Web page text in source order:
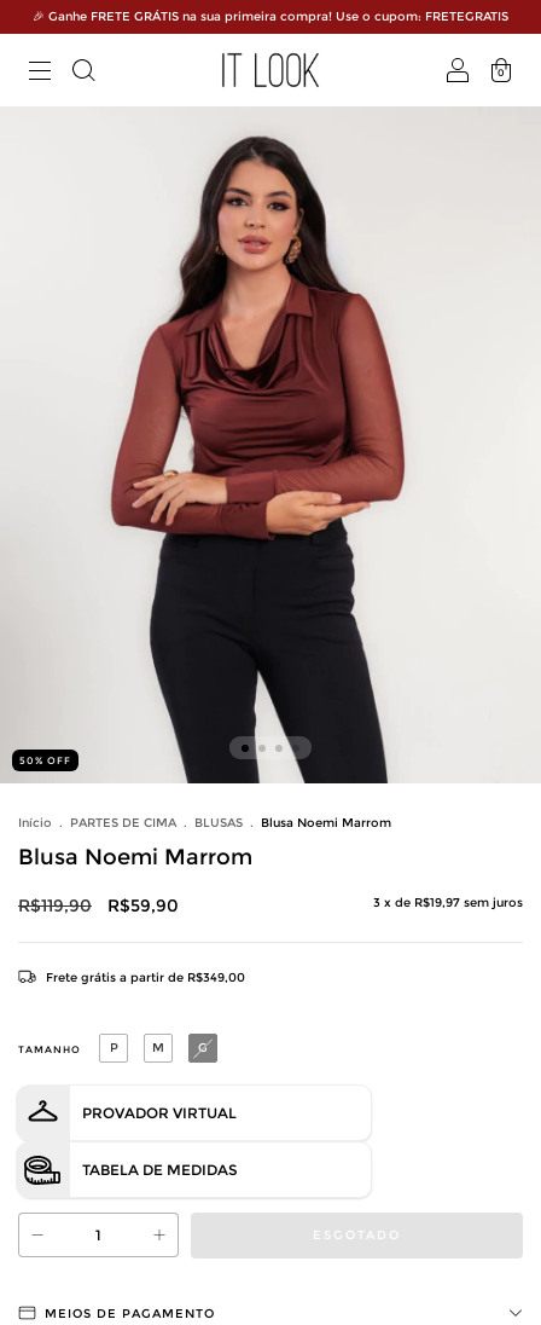
🎉 Ganhe FRETE GRÁTIS na sua primeira compra! Use o cupom: FRETEGRATIS
0
50 % OFF
Início . PARTES DE CIMA . BLUSAS . Blusa Noemi Marrom
Blusa Noemi Marrom
R$119,90 R$59,90 3 x de R$19,97 sem juros
Frete grátis a partir de R$349,00
TAMANHO P M G
PROVADOR VIRTUAL
TABELA DE MEDIDAS
MEIOS DE PAGAMENTO